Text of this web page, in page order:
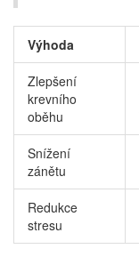
Výhoda
Zlepšení
krevního
oběhu
Snížení
zánětu
Redukce
stresu